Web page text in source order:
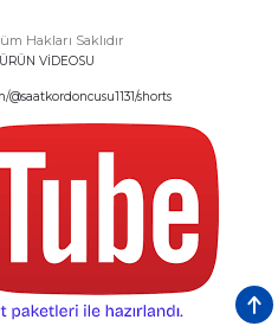
Hakları Saklıdır
VİDEOSU
shorts
e-